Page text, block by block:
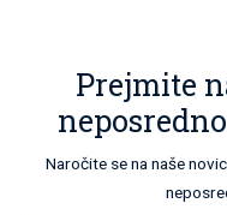
Prejmite
Naročite se na naše